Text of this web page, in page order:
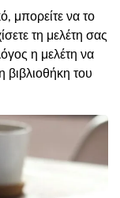
μπορείτε να το
τη μελέτη σας
η μελέτη να
βιβλιοθήκη του